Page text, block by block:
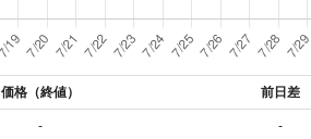
価格（終値） 前日差
- -